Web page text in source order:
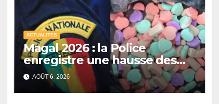
ACTUALITÉS
Magal 2026 : la Police
enregistre une hausse des
saisies de drogues de
synthèse malgré un recul de
certains stupéfiants
AOÛT 6, 2026